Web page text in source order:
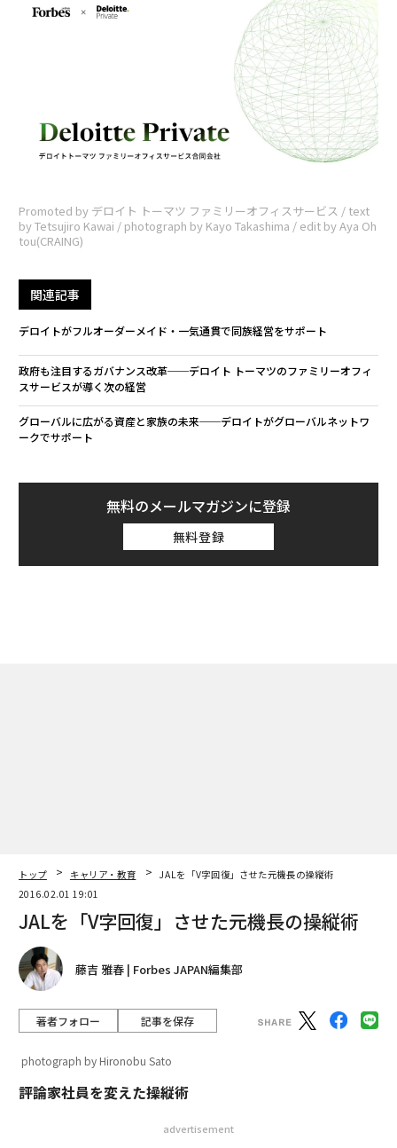
Promoted by デロイト トーマツ ファミリーオフィスサービス / text
by Tetsujiro Kawai / photograph by Kayo Takashima / edit by Aya Oh
tou(CRAING)
関連記事
デロイトがフルオーダーメイド・一気通貫で同族経営をサポート
政府も注目するガバナンス改革──デロイト トーマツのファミリーオフィ
スサービスが導く次の経営
グローバルに広がる資産と家族の未来──デロイトがグローバルネットワ
ークでサポート
無料のメールマガジンに登録
無料登録
トップ キャリア・教育
JALを「V字回復」させた元機長の操縦術
2016.02.01 19:01
JALを「V字回復」させた元機長の操縦術
藤吉 雅春 | Forbes JAPAN編集部
著者フォロー 記事を保存
photograph by Hironobu Sato
評論家社員を変えた操縦術
advertisement